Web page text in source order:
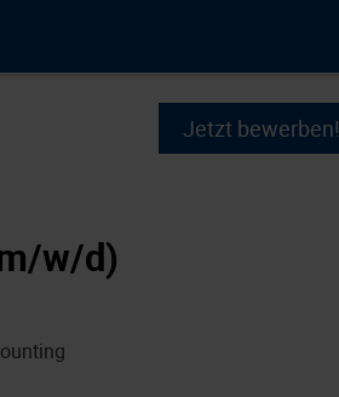
Jetzt bewerben!
w/d)